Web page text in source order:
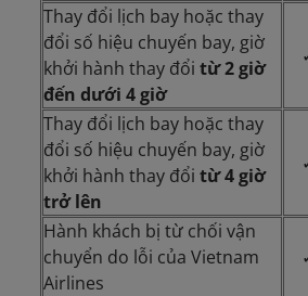
Thay đổi lịch bay hoặc thay
đổi số hiệu chuyến bay, giờ
khởi hành thay đổitừ 2 giờ
đến dưới 4 giờ
Thay đổi lịch bay hoặc thay
đổi số hiệu chuyến bay, giờ
khởi hành thay đổitừ 4 giờ
trở lên
Hành khách bị từ chối vận
chuyển do lỗi của Vietnam
Airlines